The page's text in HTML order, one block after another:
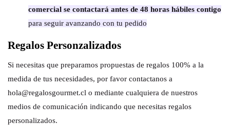
comercial se contactará antes de 48 horas hábiles contigo
para seguir avanzando con tu pedido
Regalos Personzalizados
Si necesitas que preparamos propuestas de regalos 100% a la
medida de tus necesidades, por favor contactanos a
hola@regalosgourmet.cl o mediante cualquiera de nuestros
medios de comunicación indicando que necesitas regalos
personalizados.